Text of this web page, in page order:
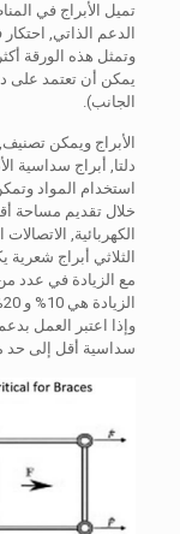
تميل الأبراج في
الدعم الذاتي,
وتمثل هذه الورقة
الجانب).
الأبراج ويمكن
دلتا, أبراج سداسية
استخدام المواد
خلال تقديم مساحة
الكهربائية,
الثلاثي أبراج
مع الزيادة في عدد
وإذا اعتبر العمل
سداسية أقل إلى حد ما,